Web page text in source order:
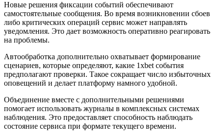
Новые решения фиксации событий обеспечивают
самостоятельные сообщения. Во время возникновении сбоев
либо критических операций сервис может направлять
уведомления. Это дает возможность оперативно реагировать
на проблемы.
Автообработка дополнительно охватывает формирование
сценариев, которые определяют, какие 1xbet события
предполагают проверки. Такое сокращает число избыточных
оповещений и делает платформу намного удобной.
Объединение вместе с дополнительными решениями
помогает использовать журналы в комплексных системах
наблюдения. Это предоставляет способность наблюдать
состояние сервиса при формате текущего времени.